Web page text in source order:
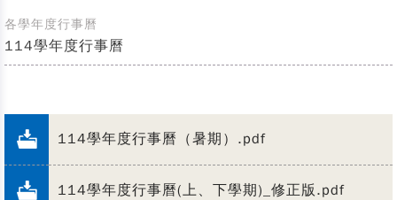
各學年度行事曆
114學年度行事曆
114學年度行事曆（暑期）.pdf
114學年度行事曆(上、下學期)_修正版.pdf